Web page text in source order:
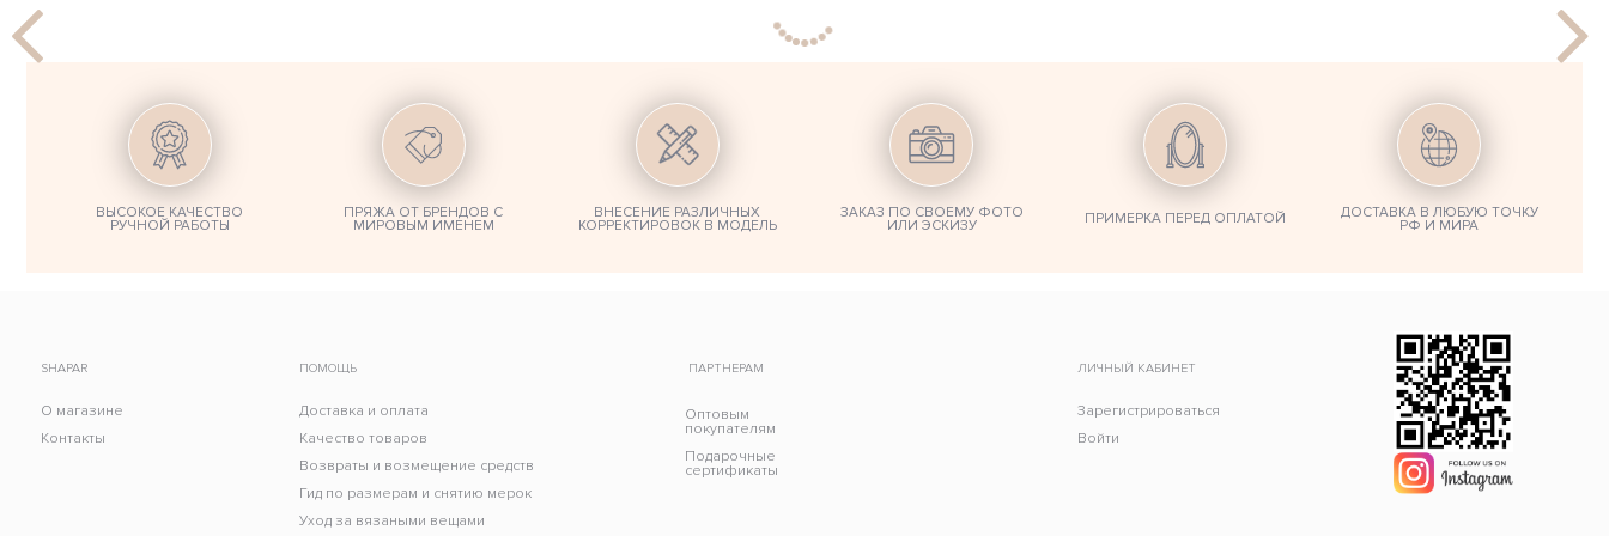
ВЫСОКОЕ КАЧЕСТВО
РУЧНОЙ РАБОТЫ
ПРЯЖА ОТ БРЕНДОВ С
МИРОВЫМ ИМЕНЕМ
ВНЕСЕНИЕ РАЗЛИЧНЫХ
КОРРЕКТИРОВОК В МОДЕЛЬ
ЗАКАЗ ПО СВОЕМУ ФОТО
ИЛИ ЭСКИЗУ ПРИМЕРКА ПЕРЕД ОПЛАТОЙ ДОСТАВКА В ЛЮБУЮ ТОЧКУ
РФ И МИРА
SHAPAR
О магазине
Контакты
ПОМОЩЬ
Доставка и оплата
Качество товаров
Возвраты и возмещение средств
Гид по размерам и снятию мерок
Уход за вязаными вещами
ПАРТНЕРАМ
Оптовым
покупателям
Подарочные
сертификаты
ЛИЧНЫЙ КАБИНЕТ
Зарегистрироваться
Войти